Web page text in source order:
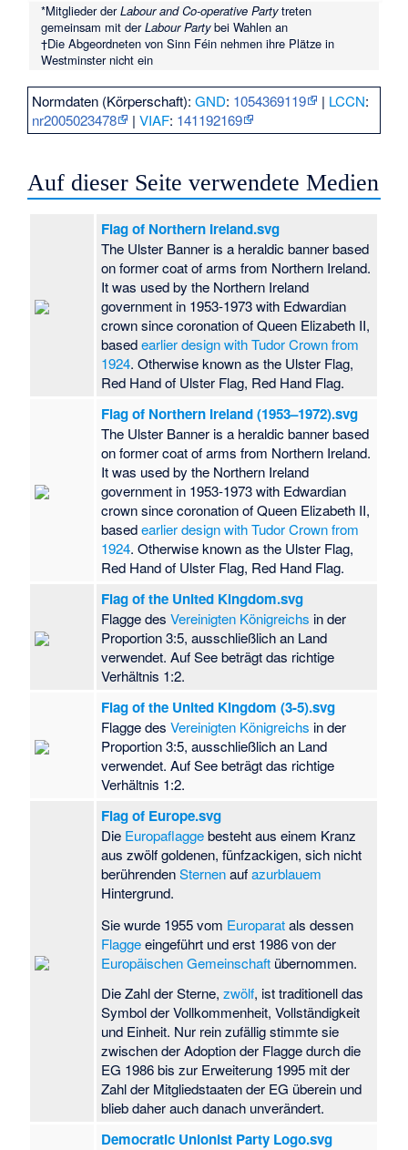
*Mitglieder derLabour and Co-operative Partytreten
gemeinsam mit derLabour Partybei Wahlen an
†Die Abgeordneten von Sinn Féin nehmen ihre Plätze in
Westminster nicht ein
Normdaten (Körperschaft):GND: 1054369119 | LCCN:
nr2005023478
|VIAF: 141192169
Auf dieser Seite verwendete Medien
Flag of Northern Ireland.svg
The Ulster Banner is a heraldic banner based
on former coat of arms from Northern Ireland.
It was used by the Northern Ireland
government in 1953-1973 with Edwardian
crown since coronation of Queen Elizabeth II,
basedearlier design with Tudor Crown from
1924. Otherwise known as the Ulster Flag,
Red Hand of Ulster Flag, Red Hand Flag.
Flag of Northern Ireland (1953–1972).svg
The Ulster Banner is a heraldic banner based
on former coat of arms from Northern Ireland.
It was used by the Northern Ireland
government in 1953-1973 with Edwardian
crown since coronation of Queen Elizabeth II,
basedearlier design with Tudor Crown from
1924. Otherwise known as the Ulster Flag,
Red Hand of Ulster Flag, Red Hand Flag.
Flag of the United Kingdom.svg
Flagge desVereinigten Königreichs in der
Proportion 3:5, ausschließlich an Land
verwendet. Auf See beträgt das richtige
Verhältnis 1:2.
Flag of the United Kingdom (3-5).svg
Flagge desVereinigten Königreichs in der
Proportion 3:5, ausschließlich an Land
verwendet. Auf See beträgt das richtige
Verhältnis 1:2.
Flag of Europe.svg
Die Europaflaggebesteht aus einem Kranz
aus zwölf goldenen, fünfzackigen, sich nicht
berührendenSternenaufazurblauem
Hintergrund.
Sie wurde 1955 vom Europaratals dessen
Flaggeeingeführt und erst 1986 von der
Europäischen Gemeinschaft übernommen.
Die Zahl der Sterne,zwölf, ist traditionell das
Symbol der Vollkommenheit, Vollständigkeit
und Einheit. Nur rein zufällig stimmte sie
zwischen der Adoption der Flagge durch die
EG 1986 bis zur Erweiterung 1995 mit der
Zahl der Mitgliedstaaten der EG überein und
blieb daher auch danach unverändert.
Democratic Unionist Party Logo.svg